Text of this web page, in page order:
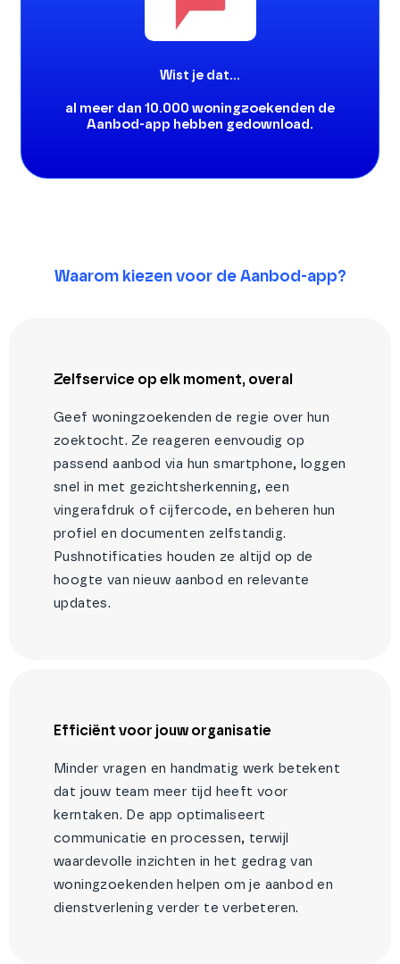
Wist je dat…
al meer dan 10.000 woningzoekenden de
Aanbod-app hebben gedownload.
Waarom kiezen voor de Aanbod-app?
Zelfservice op elk moment, overal
Geef woningzoekenden de regie over hun
zoektocht. Ze reageren eenvoudig op
passend aanbod via hun smartphone, loggen
snel in met gezichtsherkenning, een
vingerafdruk of cijfercode, en beheren hun
profiel en documenten zelfstandig.
Pushnotificaties houden ze altijd op de
hoogte van nieuw aanbod en relevante
updates.
Efficiënt voor jouw organisatie
Minder vragen en handmatig werk betekent
dat jouw team meer tijd heeft voor
kerntaken. De app optimaliseert
communicatie en processen, terwijl
waardevolle inzichten in het gedrag van
woningzoekenden helpen om je aanbod en
dienstverlening verder te verbeteren.